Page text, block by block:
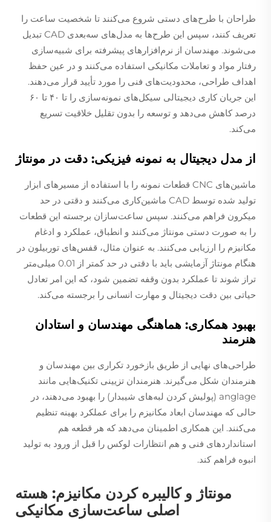
طراحان با طرح‌های دستی شروع می‌کنند تا شخصیت ساعت را
تعریف کنند، سپس این طرح‌ها به مدل‌های سه‌بعدی CAD تبدیل
می‌شوند. مهندسان از نرم‌افزارهای پیشرفته برای شبیه‌سازی
رفتار مواد و تعاملات مکانیکی استفاده می‌کنند و در عین حفظ
اهداف طراحی، محدودیت‌های فنی را مورد تأیید قرار می‌دهند.
این جریان کاری دیجیتالی سیکل‌های نمونه‌سازی را تا ۴۰ تا ۶۰
درصد کاهش می‌دهد و توسعه را بدون تقلیل خلاقیت تسریع
می‌کند.
از مدل دیجیتال به نمونه فیزیکی: دقت در مونتاژ
ماشین‌های CNC قطعات نمونه را با استفاده از مسیرهای ابزار
تولید شده توسط CAD ماشین‌کاری می‌کنند و دقتی در حد
میکرون فراهم می‌کنند. سپس ساعت‌سازان برجسته این قطعات
را به صورت دستی مونتاژ می‌کنند و انطباق، عملکرد و ادغام
مکانیزم را ارزیابی می‌کنند. به عنوان مثال، قفس‌های توربیلون در
هنگام مونتاژ آزمایشی باید با دقتی در حد کمتر از 0.01 میلی‌متر
تراز شوند تا عملکرد بدون وقفه تضمین شود، که این امر تعادل
حیاتی بین دقت دیجیتال و مهارت انسانی را برجسته می‌کند.
بهبود همکاری: هماهنگی مهندسان و استادان
هنرمند
طراحی‌های نهایی از طریق بازخورد تکراری بین مهندسان و
هنرمندان شکل می‌گیرند. هنرمندان تزیینی تکنیک‌هایی مانند
anglage (پولیش کردن لبه‌های شیبدار) را بهبود می‌دهند، در
حالی که مهندسان ابعاد مکانیزم را برای عملکرد بهینه تنظیم
می‌کنند. این همکاری اطمینان می‌دهد که هر قطعه هم
استانداردهای فنی و هم انتظارات لوکس را قبل از ورود به تولید
انبوه فراهم کند.
مونتاژ و کالیبره کردن مکانیزم: هسته
اصلی ساعت‌سازی مکانیکی